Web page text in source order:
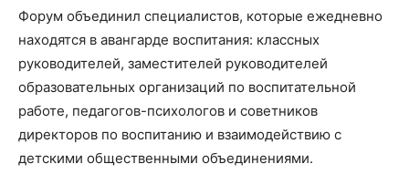
Форум объединил специалистов, которые ежедневно
находятся в авангарде воспитания: классных
руководителей, заместителей руководителей
образовательных организаций по воспитательной
работе, педагогов-психологов и советников
директоров по воспитанию и взаимодействию с
детскими общественными объединениями.